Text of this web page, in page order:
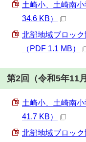
土崎小、土崎南
34.6 KB）
北部地域ブロック
（PDF 1.1 MB）
第2回（令和5年11
土崎小、土崎南
41.7 KB）
北部地域ブロック